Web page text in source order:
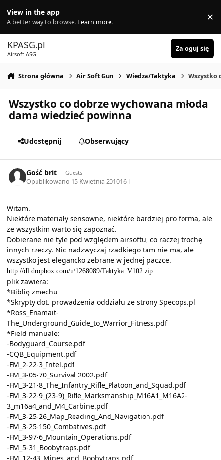
View in the app
A better way to browse. Learn more. ×
KPASG.pl
Airsoft ASG
Zaloguj się
Strona główna Air Soft Gun Wiedza/Taktyka Wszystko
Wszystko co dobrze wychowana młoda
dama wiedzieć powinna
Udostępnij Obserwujący
Gość brit Guests
Opublikowano 15 Kwietnia 201016 l
Witam.
Niektóre materiały sensowne, niektóre bardziej pro forma, ale
ze wszystkim warto się zapoznać.
Dobierane nie tyle pod względem airsoftu, co raczej trochę
innych rzeczy. Nic nadzwyczaj rzadkiego tam nie ma, ale
wszystko jest elegancko zebrane w jednej paczce.
http://dl.dropbox.com/u/1268089/Taktyka_V102.zip
plik zawiera:
*Biblię zmechu
*Skrypty dot. prowadzenia oddziału ze strony Specops.pl
*Ross_Enamait-
The_Underground_Guide_to_Warrior_Fitness.pdf
*Field manuale:
-Bodyguard_Course.pdf
-CQB_Equipment.pdf
-FM_2-22-3_Intel.pdf
-FM_3-05-70_Survival 2002.pdf
-FM_3-21-8_The_Infantry_Rifle_Platoon_and_Squad.pdf
-FM_3-22-9_(23-9)_Rifle_Marksmanship_M16A1_M16A2-
3_m16a4_and_M4_Carbine.pdf
-FM_3-25-26_Map_Reading_And_Navigation.pdf
-FM_3-25-150_Combatives.pdf
-FM_3-97-6_Mountain_Operations.pdf
-FM_5-31_Boobytraps.pdf
-FM_12-43_Mines_and_Boobytraps.pdf